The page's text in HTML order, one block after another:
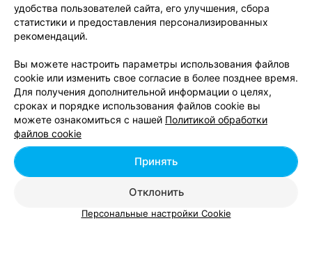
ПОЛИГРАФИЧЕСКАЯ КОМПАНИЯ
Лазер Графикс
Отзывы Все адреса
Дизайн-студия Оксаны Шишовой
Брест
удобства пользователей сайта, его улучшения, сбора
статистики и предоставления персонализированных
рекомендаций.
Вы можете настроить параметры использования файлов
cookie или изменить свое согласие в более позднее время.
Для получения дополнительной информации о целях,
сроках и порядке использования файлов cookie вы
можете ознакомиться с нашей Политикой обработки
файлов cookie
Отклонить
Принять
Персональные настройки Cookie